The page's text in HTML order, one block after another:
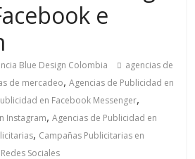
e
Blue Design Colombia
agencias de
de mercadeo,Agencias de Publicidad en
en Facebook Messenger,
Instagram,Agencias de Publicidad en
, Campañas Publicitarias en
Sociales